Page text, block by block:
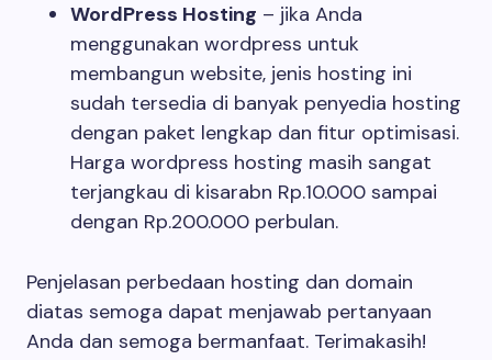
WordPress Hosting – jika Anda
menggunakan wordpress untuk
membangun website, jenis hosting ini
sudah tersedia di banyak penyedia hosting
dengan paket lengkap dan fitur optimisasi.
Harga wordpress hosting masih sangat
terjangkau di kisarabn Rp.10.000 sampai
dengan Rp.200.000 perbulan.
Penjelasan perbedaan hosting dan domain
diatas semoga dapat menjawab pertanyaan
Anda dan semoga bermanfaat. Terimakasih!